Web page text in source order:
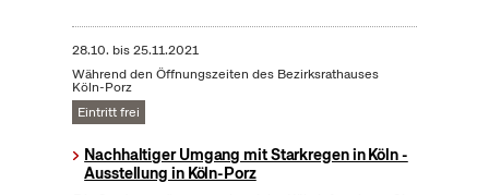
28.10. bis25.11.2021
Während den Öffnungszeiten des Bezirksrathauses
Köln-Porz
Eintritt frei
Nachhaltiger Umgang mit Starkregen in Köln -
Ausstellung in Köln-Porz